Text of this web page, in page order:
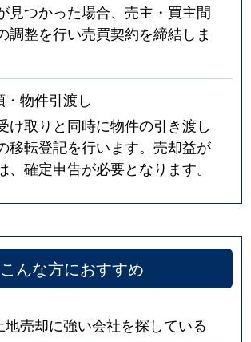
見つかった場合、売主・買主間
調整を行い売買契約を締結しま
物件引渡し
け取りと同時に物件の引き渡し
移転登記を行います。売却益が
、確定申告が必要となります。
こんな方におすすめ
地売却に強い会社を探している